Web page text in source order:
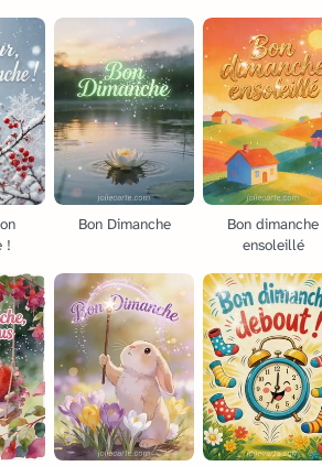
!
Bon Dimanche
Bon dimanche
ensoleillé